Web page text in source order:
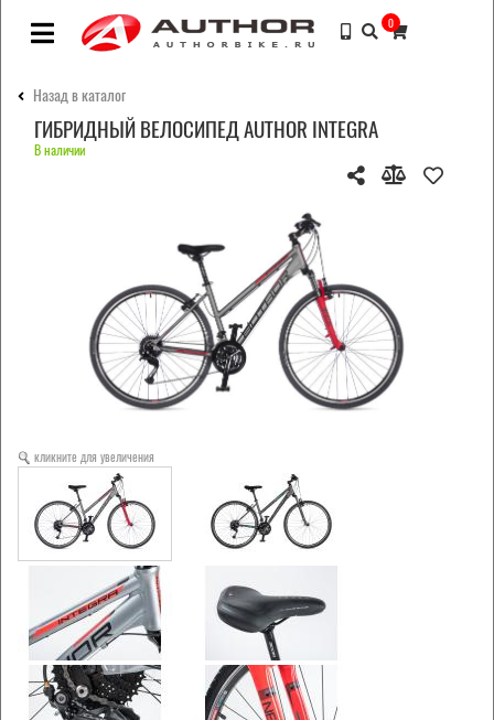
0
Назад в каталог
ГИБРИДНЫЙ ВЕЛОСИПЕД AUTHOR INTEGRA
В наличии
кликните для увеличения